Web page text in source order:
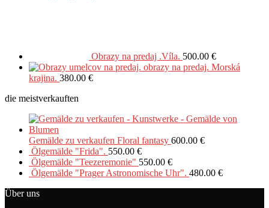
Obrazy na predaj .Víla. 500.00 €
obrazy na predaj. Morská
krajina. 380.00 €
die meistverkauften
Gemälde zu verkaufen Floral fantasy 600.00 €
Ölgemälde "Frida". 550.00 €
Ölgemälde "Teezeremonie" 550.00 €
Ölgemälde "Prager Astronomische Uhr". 480.00 €
Über uns